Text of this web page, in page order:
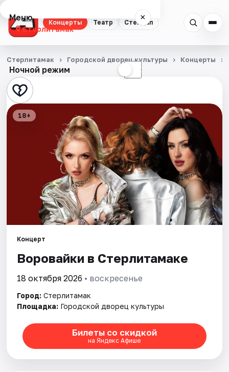
Концерты Театр Стендап
Меню ×
Стерлитамак
Концерты
Театр
Стендап
Площадки
Артисты
Ночной режим ☾
Стерлитамак Городской дворец культуры Концерты
18+
Концерт
Воровайки в Стерлитамаке
18 октября 2026 • воскресенье
Город: Стерлитамак
Площадка: Городской дворец культуры
Билеты со скидкой
на Яндекс Афише